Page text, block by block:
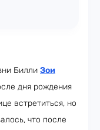
Билли Зои
дня рождения
встретиться, но
что после